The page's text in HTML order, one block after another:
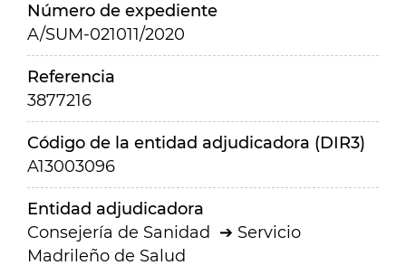
Número de expediente
A/SUM-021011/2020
Referencia
3877216
Código de la entidad adjudicadora (DIR3)
A13003096
Entidad adjudicadora
Consejería de Sanidad
Servicio
Madrileño de Salud